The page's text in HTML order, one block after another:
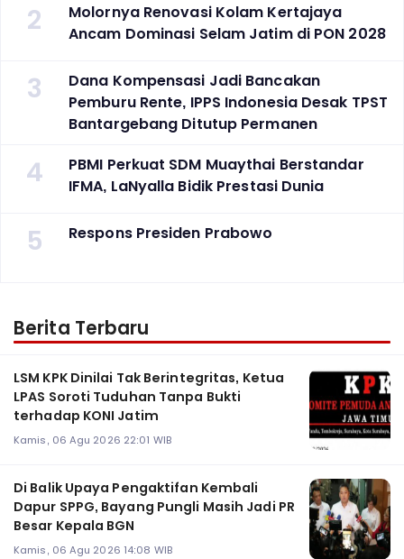
2
Molornya Renovasi Kolam Kertajaya
Ancam Dominasi Selam Jatim di PON 2028
3
Dana Kompensasi Jadi Bancakan
Pemburu Rente, IPPS Indonesia Desak TPST
Bantargebang Ditutup Permanen
4
PBMI Perkuat SDM Muaythai Berstandar
IFMA, LaNyalla Bidik Prestasi Dunia
5 Respons Presiden Prabowo
Berita Terbaru
LSM KPK Dinilai Tak Berintegritas, Ketua
LPAS Soroti Tuduhan Tanpa Bukti
terhadap KONI Jatim
Kamis, 06 Agu 2026 22:01 WIB
Di Balik Upaya Pengaktifan Kembali
Dapur SPPG, Bayang Pungli Masih Jadi PR
Besar Kepala BGN
Kamis, 06 Agu 2026 14:08 WIB